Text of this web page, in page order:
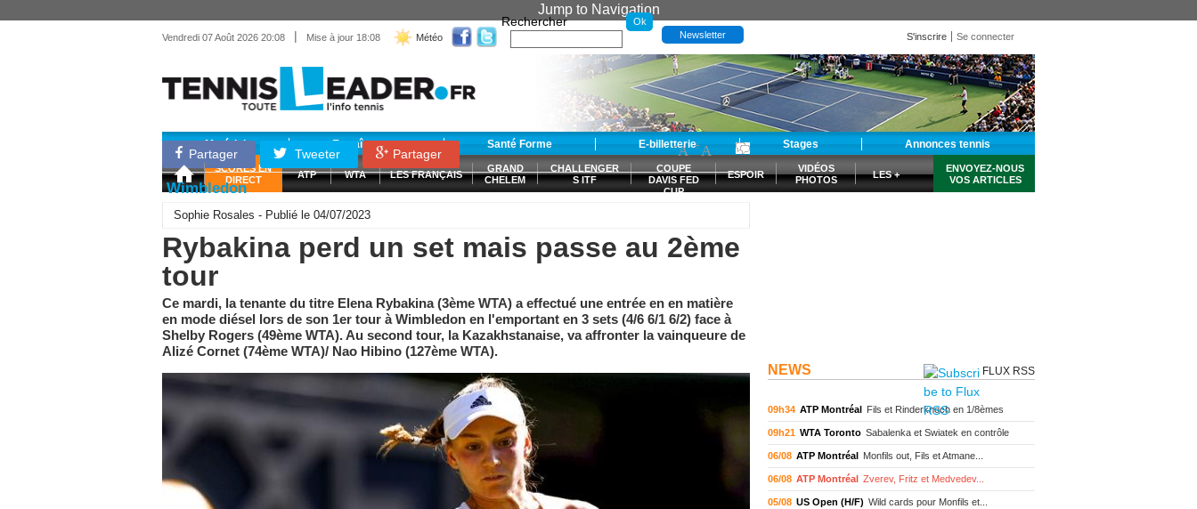
Jump to Navigation
Vendredi 07 Août 2026 20:08 | Mise à jour 18:08 Météo
Rechercher
Newsletter S'inscrire Se connecter
Matériel Entraînement Santé Forme E-billetterie Stages Annonces tennis
SCORES EN
DIRECT
ATP WTA LES FRANÇAIS
GRAND
CHELEM
CHALLENGER
S ITF
COUPE
DAVIS FED
CUP
ESPOIR
VIDÉOS
PHOTOS
LES +
ENVOYEZ-NOUS
VOS ARTICLES
Partager Tweeter Partager
-A +A
Wimbledon
Sophie Rosales - Publié le 04/07/2023
Rybakina perd un set mais passe au 2ème
tour
Ce mardi, la tenante du titre Elena Rybakina (3ème WTA) a effectué une entrée en en matière
en mode diésel lors de son 1er tour à Wimbledon en l'emportant en 3 sets (4/6 6/1 6/2) face à
Shelby Rogers (49ème WTA). Au second tour, la Kazakhstanaise, va affronter la vainqueure de
Alizé Cornet (74ème WTA)/ Nao Hibino (127ème WTA).
NEWS FLUX RSS
09h34 ATP Montréal Fils et Rinderknech en 1/8èmes
09h21 WTA Toronto Sabalenka et Swiatek en contrôle
06/08 ATP Montréal Monfils out, Fils et Atmane...
06/08 ATP Montréal Zverev, Fritz et Medvedev...
05/08 US Open (H/F) Wild cards pour Monfils et...